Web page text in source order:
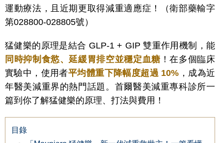
運動療法，且近期更取得減重適應症！（衛部藥輸字
第028800-028805號）
猛健樂的原理是結合 GLP-1 + GIP 雙重作用機制，能
同時抑制食慾、延緩胃排空並穩定血糖！在多個臨床
實驗中，使用者平均體重下降幅度超過 10% ，成為近
年醫美減重界的熱門話題。首爾醫美減重專科診所一
篇到你了解猛健樂的原理、打法與費用！
目錄